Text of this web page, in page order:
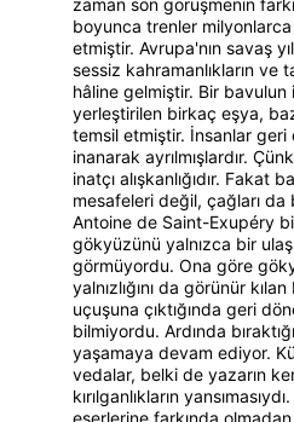
zaman son görüşmenin
boyunca trenler milyonlarca
etmiştir. Avrupa'nın savaş
sessiz kahramanlıkların ve
hâline gelmiştir. Bir bavulun
yerleştirilen birkaç eşya,
temsil etmiştir. İnsanlar geri
inanarak ayrılmışlardır.
inatçı alışkanlığıdır. Fakat
mesafeleri değil, çağları da
Antoine de Saint-Exupéry
gökyüzünü yalnızca bir
görmüyordu. Ona göre
yalnızlığını da görünür
uçuşuna çıktığında geri
bilmiyordu. Ardında
yaşamaya devam ediyor.
vedalar, belki de yazarın
kırılganlıkların
eserlerine farkında olmadan